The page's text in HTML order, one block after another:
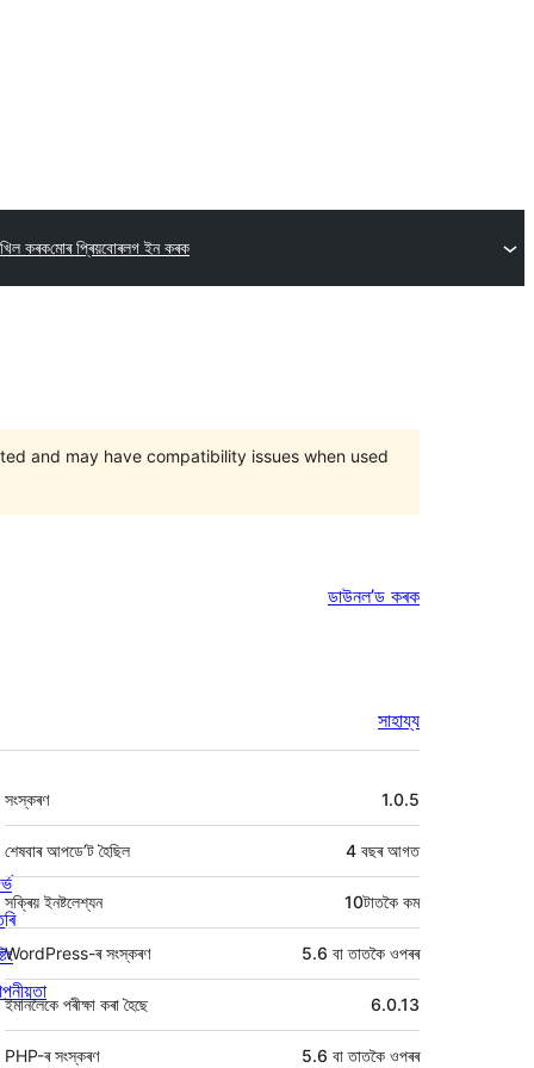
কৰকমোৰ প্ৰিয়বোৰলগ ইন কৰক
and may have compatibility issues when used
ডাউনল’ড কৰক
সাহায্য
মেটা 1.0.5
সংস্কৰণ
4 বছৰআগত
শেষবাৰ আপডে’ট হৈছিল
সক্ৰিয় ইনষ্টলেশ্যন 10টাতকৈ কম
WordPress-ৰ সংস্কৰণ 5.6 বা তাতকৈ ওপৰৰ
ইমানলৈকে পৰীক্ষা কৰা হৈছে 6.0.13
PHP-ৰ সংস্কৰণ 5.6 বা তাতকৈ ওপৰৰ